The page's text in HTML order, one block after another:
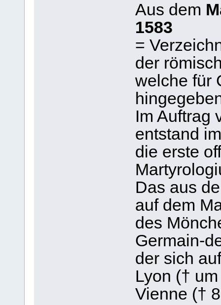
Aus dem
1583
=
der
welche für
Im Auftrag
entstand
die erste
Das aus
auf dem
des
Germain-
der sich
Lyon (†
Vienne (†